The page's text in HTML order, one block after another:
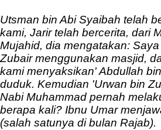
Utsman bin Abi Syaibah telah
kami, Jarir telah bercerita, dari
Mujahid, dia mengatakan:
Zubair menggunakan masjid,
kami menyaksikan' Abdullah
duduk. Kemudian 'Urwan bin
Nabi Muhammad pernah
berapa kali? Ibnu Umar
(salah satunya di bulan Rajab).